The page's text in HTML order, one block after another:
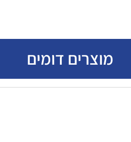
מוצרים דומים